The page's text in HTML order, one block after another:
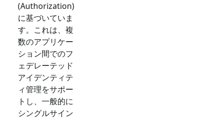
(Authorization)
に基づいていま
す。これは、複
数のアプリケー
ション間でのフ
ェデレーテッド
アイデンティテ
ィ管理をサポー
トし、一般的に
シングルサイン